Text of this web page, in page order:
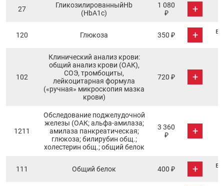
27
ГликозилированныйHb
(HbА1с)
1 080
₽
+
120 Глюкоза 350 ₽ + в
102
Клинический анализ крови:
общий анализ крови (ОАК),
СОЭ, тромбоциты,
лейкоцитарная формула
(«ручная» микроскопия мазка
крови)
720 ₽ +
1211
Обследование поджелудочной
железы (ОАК; альфа-амилаза;
амилаза панкреатическая;
глюкоза; билирубин общ.;
холестерин общ.; общий белок
3 360
₽
+
111 Общий белок 400 ₽ + в